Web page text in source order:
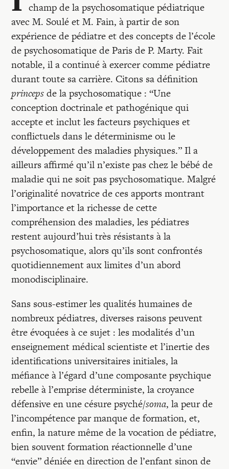
Recherches
Entretiens
Revues
Colloque
Mon panier
Mon compte
champ de la psychosomatique pédiatrique
avec M. Soulé et M. Fain, à partir de son
expérience de pédiatre et des concepts de l’école
de psychosomatique de Paris de P. Marty. Fait
notable, il a continué à exercer comme pédiatre
durant toute sa carrière. Citons sa définition
princepsde la psychosomatique : “Une
conception doctrinale et pathogénique qui
accepte et inclut les facteurs psychiques et
conflictuels dans le déterminisme ou le
développement des maladies physiques.” Il a
ailleurs affirmé qu’il n’existe pas chez le bébé de
maladie qui ne soit pas psychosomatique. Malgré
l’originalité novatrice de ces apports montrant
l’importance et la richesse de cette
compréhension des maladies, les pédiatres
restent aujourd’hui très résistants à la
psychosomatique, alors qu’ils sont confrontés
quotidiennement aux limites d’un abord
monodisciplinaire.
Sans sous-estimer les qualités humaines de
nombreux pédiatres, diverses raisons peuvent
être évoquées à ce sujet : les modalités d’un
enseignement médical scientiste et l’inertie des
identifications universitaires initiales, la
méfiance à l’égard d’une composante psychique
rebelle à l’emprise déterministe, la croyance
défensive en une césure psyché/soma, la peur de
l’incompétence par manque de formation, et,
enfin, la nature même de la vocation de pédiatre,
bien souvent formation réactionnelle d’une
“envie” déniée en direction de l’enfant sinon de